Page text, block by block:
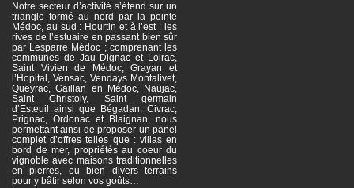
Notre secteur d’activité s’étend sur un
triangle formé au nord par la pointe
Médoc, au sud : Hourtin et à l’est : les
rives de l’estuaire en passant bien sûr
par Lesparre Médoc ; comprenant les
communes de Jau Dignac et Loirac,
Saint Vivien de Médoc, Grayan et
l’Hopital, Vensac, Vendays Montalivet,
Queyrac, Gaillan en Médoc, Naujac,
Saint Christoly, Saint germain
d’Esteuil ainsi que Bégadan, Civrac,
Prignac, Ordonac et Blaignan, nous
permettant ainsi de proposer un panel
complet d’offres telles que : villas en
bord de mer, propriétés au coeur du
vignoble avec maisons traditionnelles
en pierres, ou bien divers terrains
pour y bâtir selon vos goûts…